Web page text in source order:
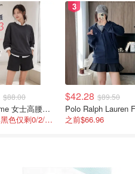
$88.00
Softstreme 女士高腰短裤 4英寸
3降必抢 黑色仅剩0/2/4码
3
$42.28 $89.50
之前$66.96